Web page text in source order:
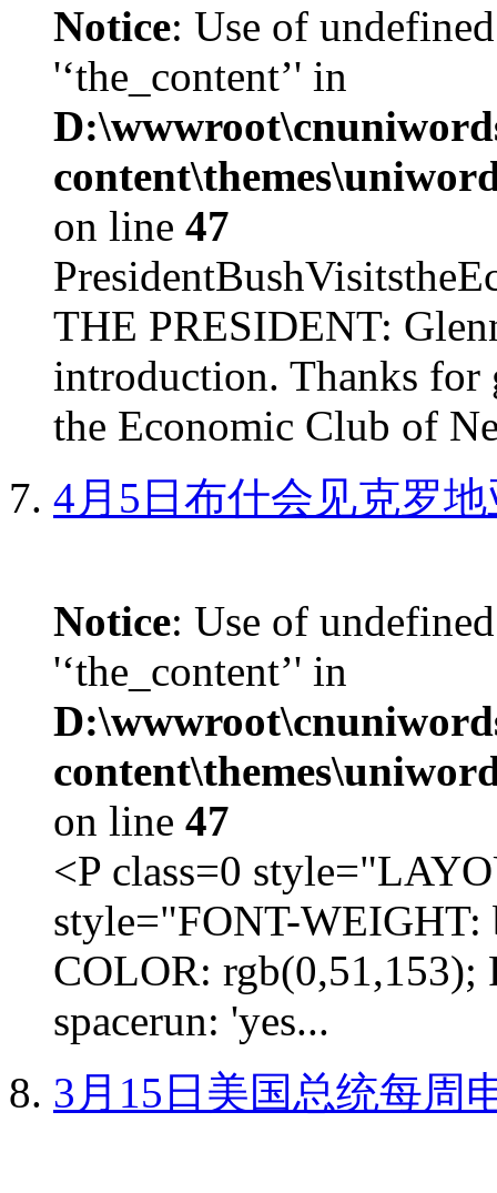
Notice: Use of
'‘the_content’' in
on line 47
THE PRESIDENT:
introduction. Thanks for
the Economic Club of
4月5日布什会见克罗
Notice: Use of
'‘the_content’' in
on line 47
<P class=0
style="FONT-
COLOR:
spacerun: 'yes...
3月15日美国总统每周